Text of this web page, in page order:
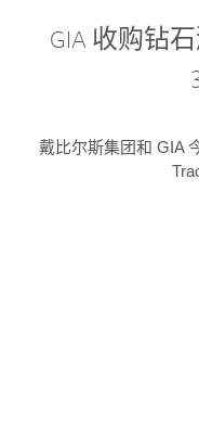
GIA 收购钻
戴比尔斯集团和 GIA